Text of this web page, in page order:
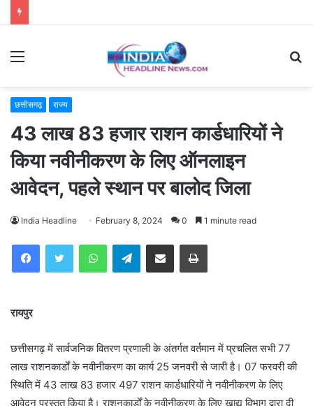
Menu
छत्तीसगढ़ राज्य
43 लाख 83 हजार राशन कार्डधारियों ने
किया नवीनीकरण के लिए ऑनलाइन
आवेदन, पहले स्थान पर बालोद जिला
India Headline February 8, 2024 0 1 minute read
WhatsAppTelegramShare via Email Print
रायपुर
छत्तीसगढ़ में सार्वजनिक वितरण प्रणाली के अंतर्गत वर्तमान में प्रचलित सभी 77
लाख राशनकार्डों के नवीनीकरण का कार्य 25 जनवरी से जारी है। 07 फरवरी की
स्थिति में 43 लाख 83 हजार 497 राशन कार्डधारियों ने नवीनीकरण के लिए
आवेदन प्रस्तुत किया है। राशनकार्डों के नवीनीकरण के लिए खाद्य विभाग द्वारा दी